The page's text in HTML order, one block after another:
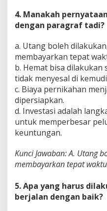
4. Manakah
dengan paragraf tadi?
a. Utang boleh
membayarkan tepat
b. Hemat bisa dilakukan
tidak menyesal di
c. Biaya pernikahan
dipersiapkan.
d. Investasi adalah
untuk memperbesar
keuntungan.
Kunci Jawaban: A. Utang
membayarkan tepat
5. Apa yang harus
berjalan dengan baik?